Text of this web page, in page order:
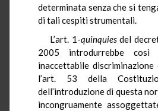
determinata senza che si
di tali cespiti strumentali.
L’art. 1-quinquies del
2005 introdurrebbe
inaccettabile
l’art. 53 della
dell’introduzione di questa
incongruamente